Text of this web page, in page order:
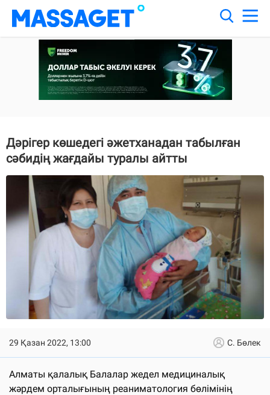
Дәрігер көшедегі әжетханадан табылған
сәбидің жағдайы туралы айтты
29 Қазан 2022, 13:00 С. Бөлек
Алматы қалалық Балалар жедел медициналық
жәрдем орталығының реаниматология бөлімінің